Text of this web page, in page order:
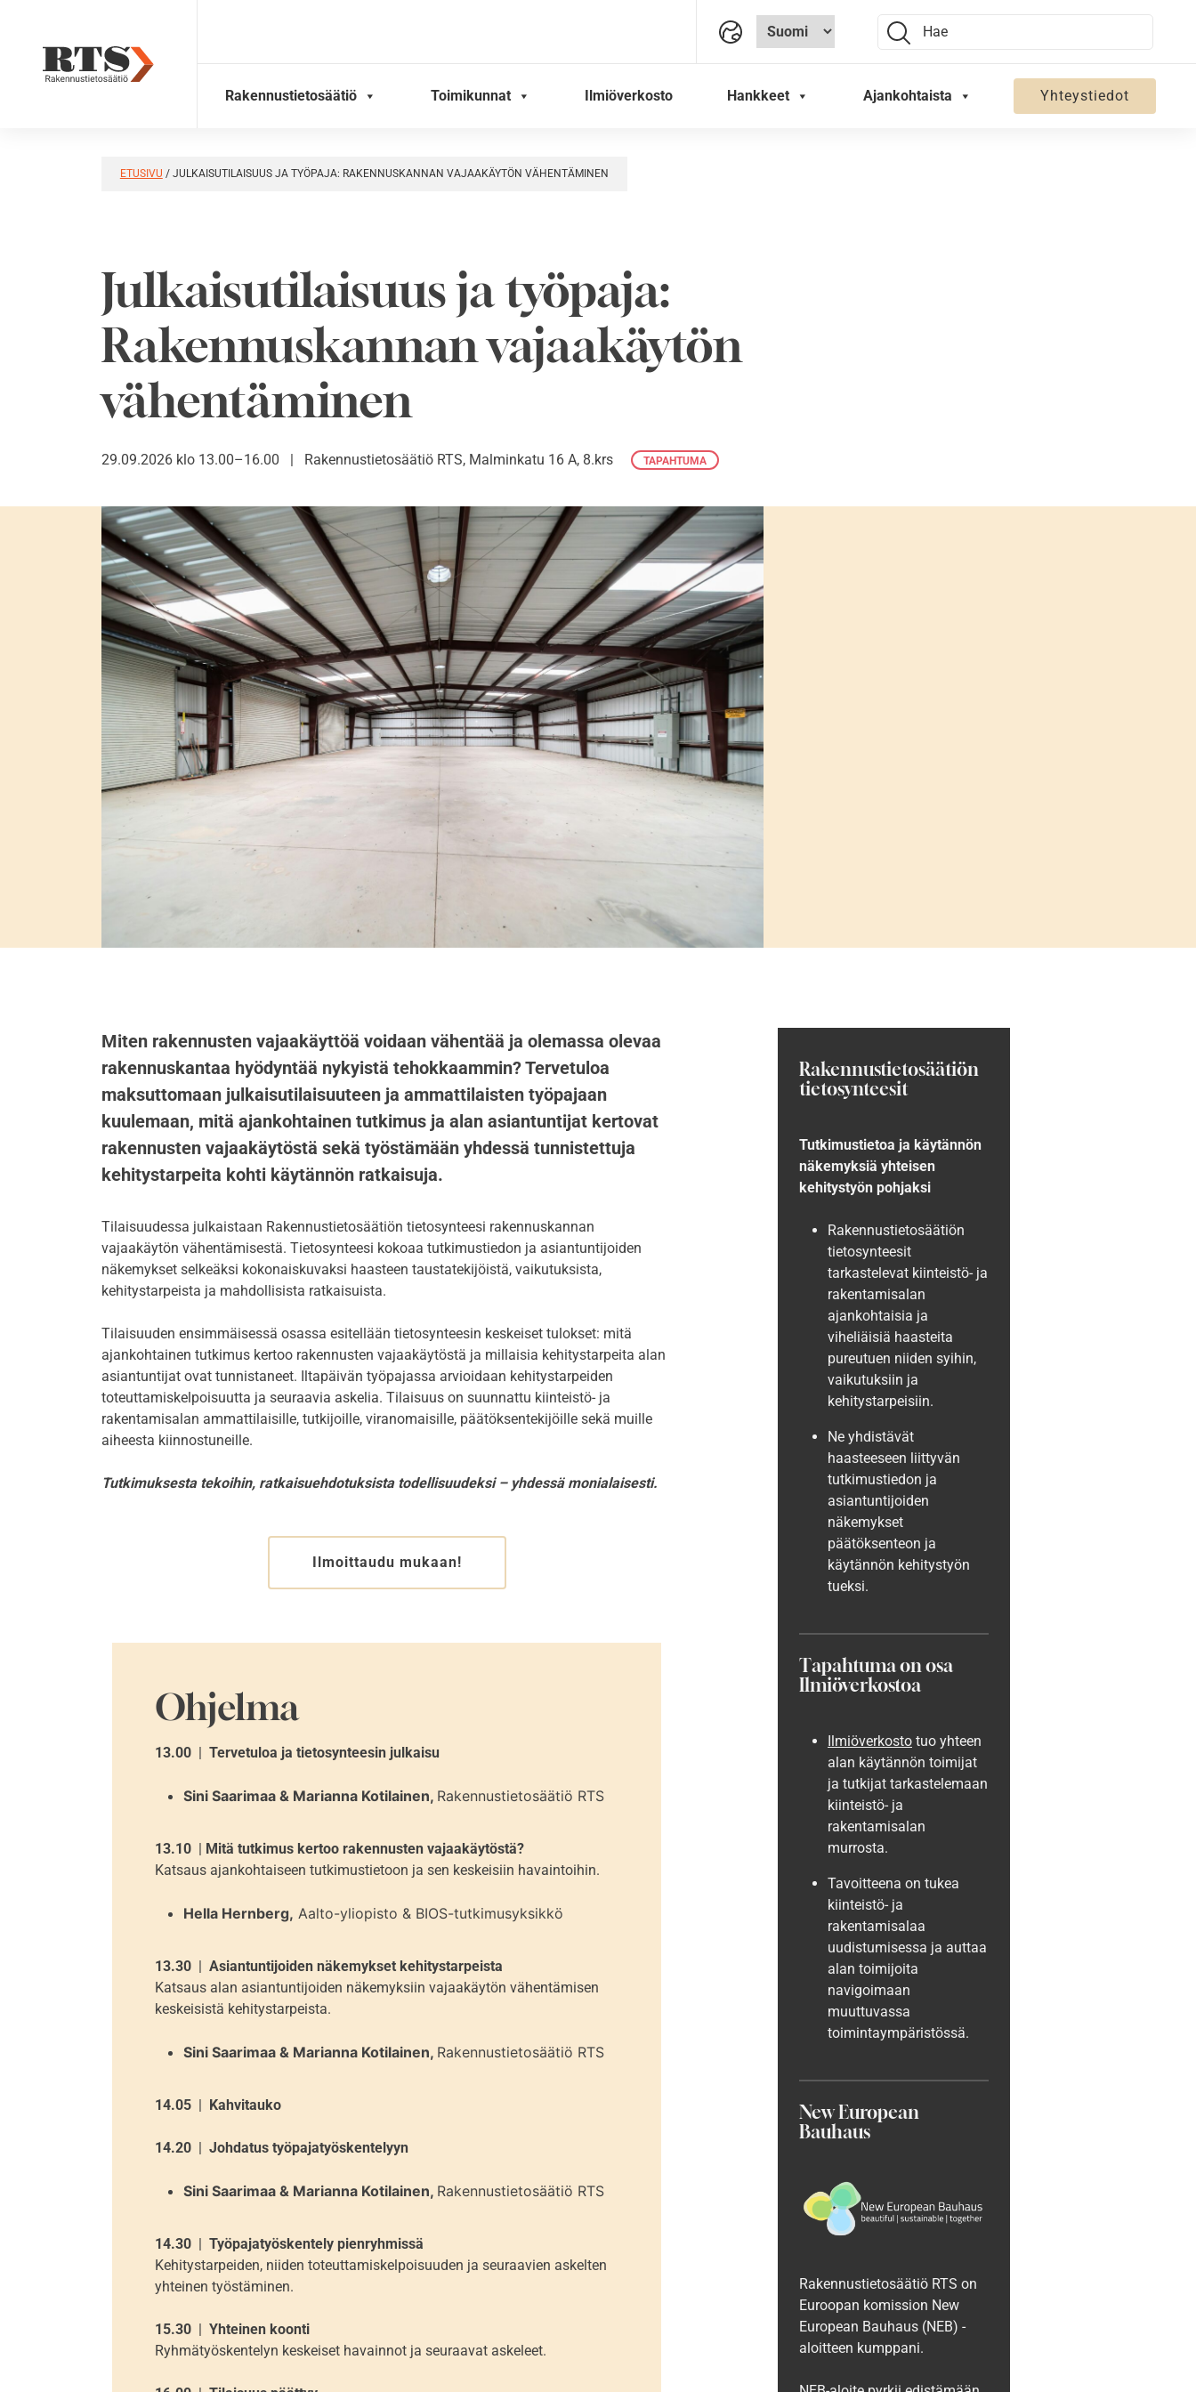
content
Search:
Rakennustietosäätiö Toimikunnat Ilmiöverkosto Hankkeet Ajankohtaista Yhteystiedot
ETUSIVU / JULKAISUTILAISUUS JA TYÖPAJA: RAKENNUSKANNAN VAJAAKÄYTÖN VÄHENTÄMINEN
Julkaisutilaisuus ja työpaja:
Rakennuskannan vajaakäytön
vähentäminen
29.09.2026 klo 13.00–16.00 | Rakennustietosäätiö RTS, Malminkatu 16 A, 8.krs TAPAHTUMA
Miten rakennusten vajaakäyttöä voidaan vähentää ja olemassa olevaa
rakennuskantaa hyödyntää nykyistä tehokkaammin? Tervetuloa
maksuttomaan julkaisutilaisuuteen ja ammattilaisten työpajaan
kuulemaan, mitä ajankohtainen tutkimus ja alan asiantuntijat kertovat
rakennusten vajaakäytöstä sekä työstämään yhdessä tunnistettuja
kehitystarpeita kohti käytännön ratkaisuja.
Tilaisuudessa julkaistaan Rakennustietosäätiön tietosynteesi rakennuskannan
vajaakäytön vähentämisestä. Tietosynteesi kokoaa tutkimustiedon ja asiantuntijoiden
näkemykset selkeäksi kokonaiskuvaksi haasteen taustatekijöistä, vaikutuksista,
kehitystarpeista ja mahdollisista ratkaisuista.
Tilaisuuden ensimmäisessä osassa esitellään tietosynteesin keskeiset tulokset: mitä
ajankohtainen tutkimus kertoo rakennusten vajaakäytöstä ja millaisia kehitystarpeita alan
asiantuntijat ovat tunnistaneet. Iltapäivän työpajassa arvioidaan kehitystarpeiden
toteuttamiskelpoisuutta ja seuraavia askelia. Tilaisuus on suunnattu kiinteistö- ja
rakentamisalan ammattilaisille, tutkijoille, viranomaisille, päätöksentekijöille sekä muille
aiheesta kiinnostuneille.
Tutkimuksesta tekoihin, ratkaisuehdotuksista todellisuudeksi – yhdessä monialaisesti.
Ilmoittaudu mukaan!
Ohjelma
13.00 Tervetuloa ja tietosynteesin julkaisu
Sini Saarimaa & Marianna Kotilainen, Rakennustietosäätiö RTS
13.10
Mitä tutkimus kertoo rakennusten vajaakäytöstä?
Katsaus ajankohtaiseen tutkimustietoon ja sen keskeisiin havaintoihin.
Hella Hernberg, Aalto-yliopisto & BIOS-tutkimusyksikkö
13.30
Asiantuntijoiden näkemykset kehitystarpeista
Katsaus alan asiantuntijoiden näkemyksiin vajaakäytön vähentämisen
keskeisistä kehitystarpeista.
Sini Saarimaa & Marianna Kotilainen, Rakennustietosäätiö RTS
14.05 Kahvitauko
14.20 Johdatus työpajatyöskentelyyn
Sini Saarimaa & Marianna Kotilainen, Rakennustietosäätiö RTS
14.30
Työpajatyöskentely pienryhmissä
Kehitystarpeiden, niiden toteuttamiskelpoisuuden ja seuraavien askelten
yhteinen työstäminen.
15.30
Yhteinen koonti
Ryhmätyöskentelyn keskeiset havainnot ja seuraavat askeleet.
Rakennustietosäätiön
tietosynteesit
Tutkimustietoa ja käytännön
näkemyksiä yhteisen
kehitystyön pohjaksi
Rakennustietosäätiön
tietosynteesit
tarkastelevat kiinteistö- ja
rakentamisalan
ajankohtaisia ja
viheliäisiä haasteita
pureutuen niiden syihin,
vaikutuksiin ja
kehitystarpeisiin.
Ne yhdistävät
haasteeseen liittyvän
tutkimustiedon ja
asiantuntijoiden
näkemykset
päätöksenteon ja
käytännön kehitystyön
tueksi.
Tapahtuma on osa
Ilmiöverkostoa
Ilmiöverkosto tuo yhteen
alan käytännön toimijat
ja tutkijat tarkastelemaan
kiinteistö- ja
rakentamisalan
murrosta.
Tavoitteena on tukea
kiinteistö- ja
rakentamisalaa
uudistumisessa ja auttaa
alan toimijoita
navigoimaan
muuttuvassa
toimintaympäristössä.
New European
Bauhaus
Rakennustietosäätiö RTS on
Euroopan komission New
European Bauhaus (NEB) -
aloitteen kumppani.